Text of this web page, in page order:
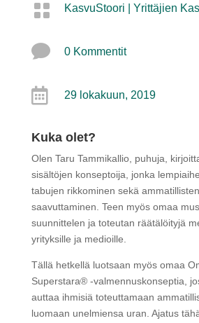
 KasvuStoori Yrittäjien
 0 Kommentit
 29 lokakuun, 2019
Kuka olet?
Olen Taru Tammikallio, puhuja,
sisältöjen konseptoija, jonka
tabujen rikkominen sekä
saavuttaminen. Teen myös omaa
suunnittelen ja toteutan räätälöityjä
yrityksille ja medioille.
Tällä hetkellä luotsaan myös omaa
Superstara® -valmennuskonseptia,
auttaa ihmisiä toteuttamaan
luomaan unelmiensa uran. Ajatus